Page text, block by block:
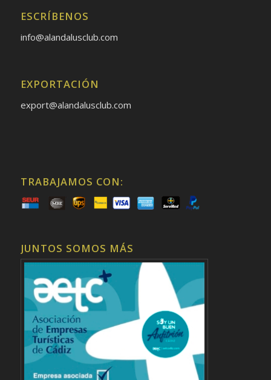
ESCRÍBENOS
info@alandalusclub.com
EXPORTACIÓN
export@alandalusclub.com
TRABAJAMOS CON:
JUNTOS SOMOS MÁS